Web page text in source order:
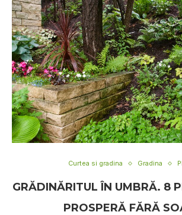
Curtea si gradina Gradina
GRĂDINĂRITUL ÎN UMBRĂ. 8
PROSPERĂ FĂRĂ